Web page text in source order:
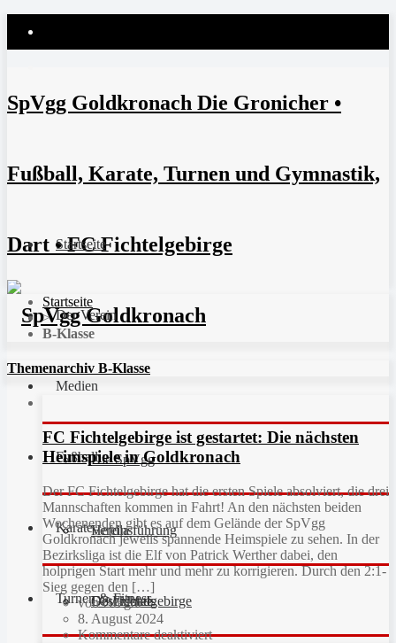
SpVgg Goldkronach Die Gronicher •
Fußball, Karate, Turnen und Gymnastik,
Dart • FC Fichtelgebirge
Startseite
Der Verein
Die SpVgg
Vereinsführung
Geschichte
Medien
Hefdla
Downloads
Fußball
FC Fichtelgebirge
Karate
Turnen & Fitness
Startseite
>
B-Klasse
Themenarchiv B-Klasse
FC Fichtelgebirge ist gestartet: Die nächsten
Heimspiele in Goldkronach
Der FC Fichtelgebirge hat die ersten Spiele absolviert, die drei
Mannschaften kommen in Fahrt! An den nächsten beiden
Wochenenden gibt es auf dem Gelände der SpVgg
Goldkronach jeweils spannende Heimspiele zu sehen. In der
Bezirksliga ist die Elf von Patrick Werther dabei, den
holprigen Start mehr und mehr zu korrigieren. Durch den 2:1-
Sieg gegen den […]
von Gregor
8. August 2024
Kommentare deaktiviert